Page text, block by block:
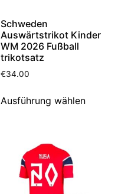
Schweden
Auswärtstrikot Kinder
WM 2026 Fußball
trikotsatz
€34.00
Ausführung wählen